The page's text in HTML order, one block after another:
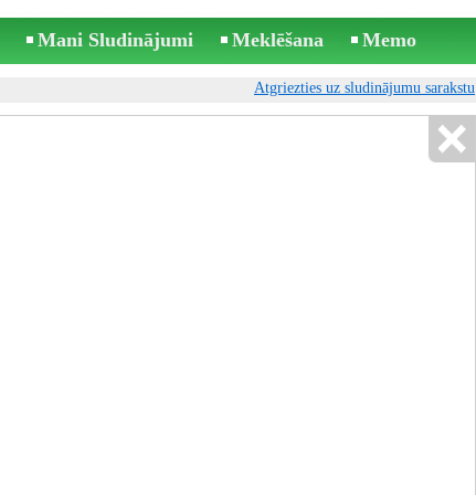
Mani Sludinājumi Meklēšana Memo
Atgriezties uz sludinājumu sarakstu